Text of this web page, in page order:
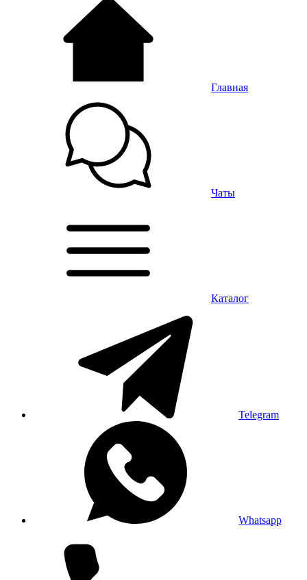
Главная
Чаты
Каталог
Telegram
Whatsapp